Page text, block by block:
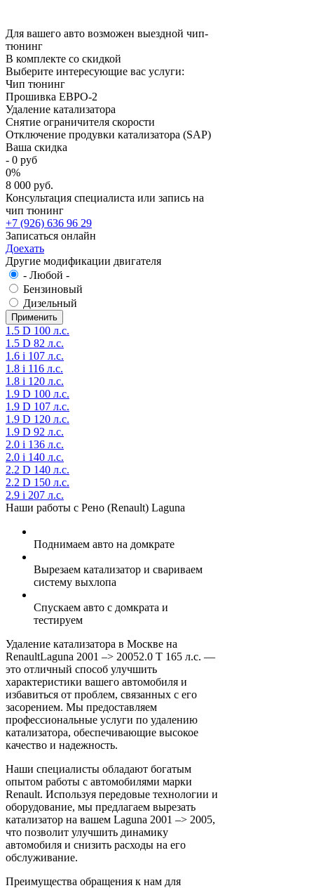
Для вашего авто возможен выездной чип-
тюнинг
В комплекте со скидкой
Выберите интересующие вас услуги:
Чип тюнинг
Прошивка ЕВРО-2
Удаление катализатора
Снятие ограничителя скорости
Отключение продувки катализатора (SAP)
Ваша скидка
- 0 руб
0%
8 000 руб.
Консультация специалиста или запись на
чип тюнинг
+7 (926) 636 96 29
Записаться онлайн
Доехать
Другие модификации двигателя
- Любой -
Бензиновый
Дизельный
1.5 D 100 л.с.
1.5 D 82 л.с.
1.6 i 107 л.с.
1.8 i 116 л.с.
1.8 i 120 л.с.
1.9 D 100 л.с.
1.9 D 107 л.с.
1.9 D 120 л.с.
1.9 D 92 л.с.
2.0 i 136 л.с.
2.0 i 140 л.с.
2.2 D 140 л.с.
2.2 D 150 л.с.
2.9 i 207 л.с.
Наши работы с Рено (Renault) Laguna
Поднимаем авто на домкрате
Вырезаем катализатор и свариваем
систему выхлопа
Спускаем авто с домкрата и
тестируем
Удаление катализатора в Москве на
RenaultLaguna 2001 –> 20052.0 T 165 л.с. —
это отличный способ улучшить
характеристики вашего автомобиля и
избавиться от проблем, связанных с его
засорением. Мы предоставляем
профессиональные услуги по удалению
катализатора, обеспечивающие высокое
качество и надежность.
Наши специалисты обладают богатым
опытом работы с автомобилями марки
Renault. Используя передовые технологии и
оборудование, мы предлагаем вырезать
катализатор на вашем Laguna 2001 –> 2005,
что позволит улучшить динамику
автомобиля и снизить расходы на его
обслуживание.
Преимущества обращения к нам для